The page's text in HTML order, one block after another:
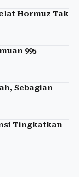
Hormuz Tak
995
Sebagian
Tingkatkan